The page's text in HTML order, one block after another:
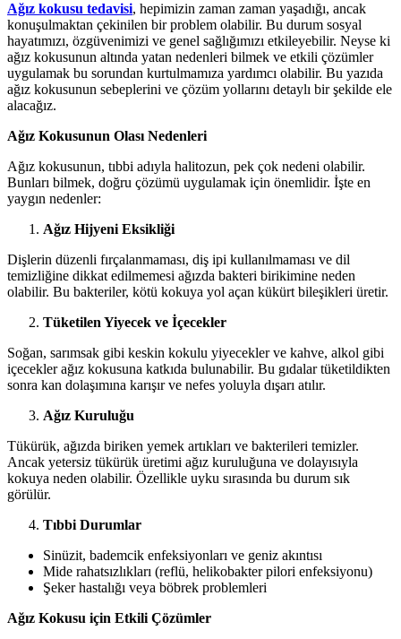
Ağız kokusu tedavisi, hepimizin zaman zaman yaşadığı, ancak
konuşulmaktan çekinilen bir problem olabilir. Bu durum sosyal
hayatımızı, özgüvenimizi ve genel sağlığımızı etkileyebilir. Neyse ki
ağız kokusunun altında yatan nedenleri bilmek ve etkili çözümler
uygulamak bu sorundan kurtulmamıza yardımcı olabilir. Bu yazıda
ağız kokusunun sebeplerini ve çözüm yollarını detaylı bir şekilde ele
alacağız.
Ağız Kokusunun Olası Nedenleri
Ağız kokusunun, tıbbi adıyla halitozun, pek çok nedeni olabilir.
Bunları bilmek, doğru çözümü uygulamak için önemlidir. İşte en
yaygın nedenler:
Ağız Hijyeni Eksikliği
Dişlerin düzenli fırçalanmaması, diş ipi kullanılmaması ve dil
temizliğine dikkat edilmemesi ağızda bakteri birikimine neden
olabilir. Bu bakteriler, kötü kokuya yol açan kükürt bileşikleri üretir.
Tüketilen Yiyecek ve İçecekler
Soğan, sarımsak gibi keskin kokulu yiyecekler ve kahve, alkol gibi
içecekler ağız kokusuna katkıda bulunabilir. Bu gıdalar tüketildikten
sonra kan dolaşımına karışır ve nefes yoluyla dışarı atılır.
Ağız Kuruluğu
Tükürük, ağızda biriken yemek artıkları ve bakterileri temizler.
Ancak yetersiz tükürük üretimi ağız kuruluğuna ve dolayısıyla
kokuya neden olabilir. Özellikle uyku sırasında bu durum sık
görülür.
Tıbbi Durumlar
Sinüzit, bademcik enfeksiyonları ve geniz akıntısı
Mide rahatsızlıkları (reflü, helikobakter pilori enfeksiyonu)
Şeker hastalığı veya böbrek problemleri
Ağız Kokusu için Etkili Çözümler